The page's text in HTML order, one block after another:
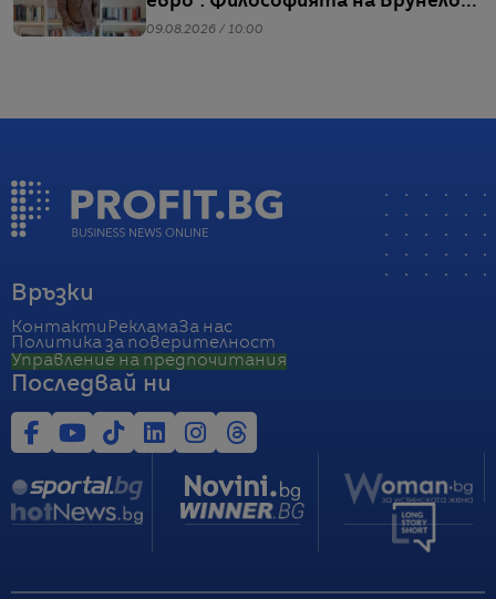
Кучинели за бизнеса и живота
09.08.2026 / 10:00
Връзки
Контакти РекламаЗа нас
Политика за поверителност
Управление на предпочитания
Последвай ни